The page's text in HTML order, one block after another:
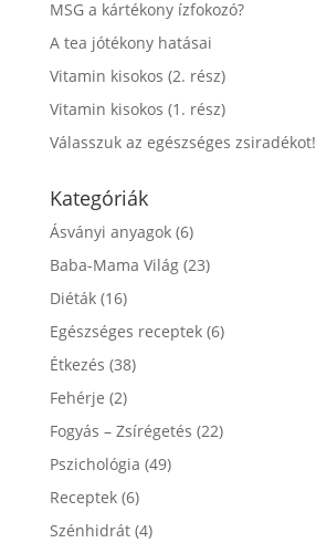
MSG a kártékony ízfokozó?
A tea jótékony hatásai
Vitamin kisokos (2. rész)
Vitamin kisokos (1. rész)
Válasszuk az egészséges zsiradékot!
Kategóriák
Ásványi anyagok(6)
Baba-Mama Világ(23)
Diéták(16)
Egészséges receptek(6)
Étkezés (38)
Fehérje (2)
Fogyás – Zsírégetés (22)
Pszichológia (49)
Receptek(6)
Szénhidrát(4)